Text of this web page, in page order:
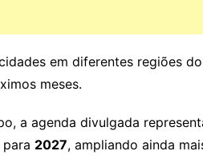
em diferentes regiões
meses.
a agenda divulgada
2027, ampliando ainda